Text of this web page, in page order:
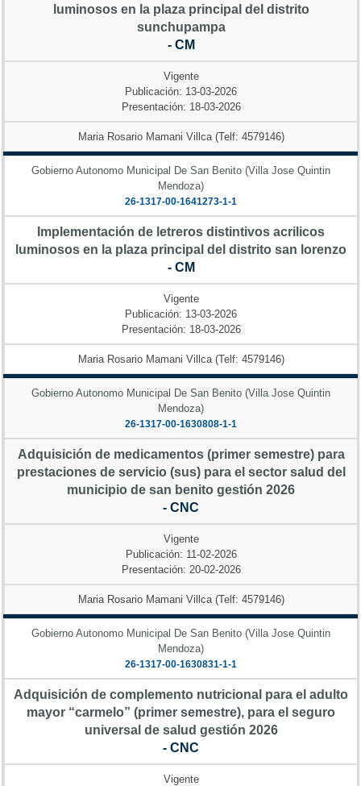
luminosos en la plaza principal del distrito
sunchupampa
- CM
Vigente
Publicación: 13-03-2026
Presentación: 18-03-2026
Maria Rosario Mamani Villca (Telf: 4579146)
Gobierno Autonomo Municipal De San Benito (Villa Jose Quintin
Mendoza)
26-1317-00-1641273-1-1
Implementación de letreros distintivos acrilicos
luminosos en la plaza principal del distrito san lorenzo
- CM
Vigente
Publicación: 13-03-2026
Presentación: 18-03-2026
Maria Rosario Mamani Villca (Telf: 4579146)
Gobierno Autonomo Municipal De San Benito (Villa Jose Quintin
Mendoza)
26-1317-00-1630808-1-1
Adquisición de medicamentos (primer semestre) para
prestaciones de servicio (sus) para el sector salud del
municipio de san benito gestión 2026
- CNC
Vigente
Publicación: 11-02-2026
Presentación: 20-02-2026
Maria Rosario Mamani Villca (Telf: 4579146)
Gobierno Autonomo Municipal De San Benito (Villa Jose Quintin
Mendoza)
26-1317-00-1630831-1-1
Adquisición de complemento nutricional para el adulto
mayor “carmelo” (primer semestre), para el seguro
universal de salud gestión 2026
- CNC
Vigente